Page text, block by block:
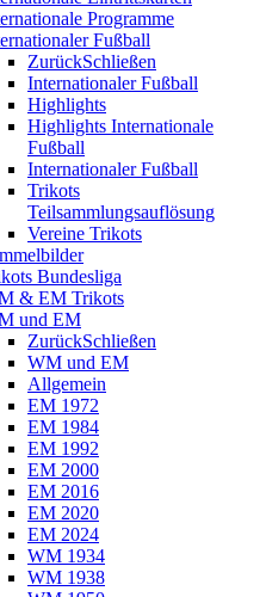
Programme
Fußball
ZurückSchließen
Internationaler Fußball
Highlights
Highlights Internationale
Fußball
Internationaler Fußball
Trikots
Teilsammlungsauflösung
Vereine Trikots
Bundesliga
& EM Trikots
und EM
ZurückSchließen
WM und EM
Allgemein
EM 1972
EM 1984
EM 1992
EM 2000
EM 2016
EM 2020
EM 2024
WM 1934
WM 1938